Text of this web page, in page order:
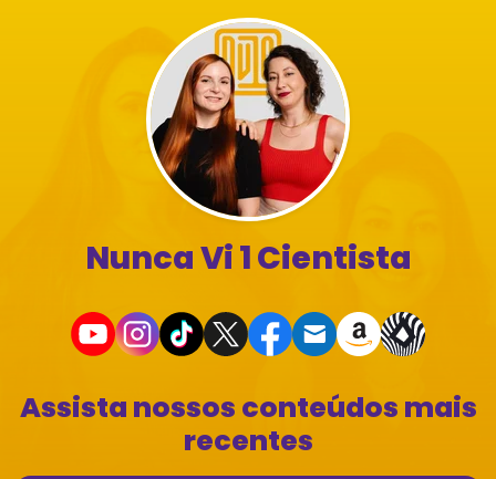
Nunca Vi 1 Cientista
Assista nossos conteúdos mais
recentes